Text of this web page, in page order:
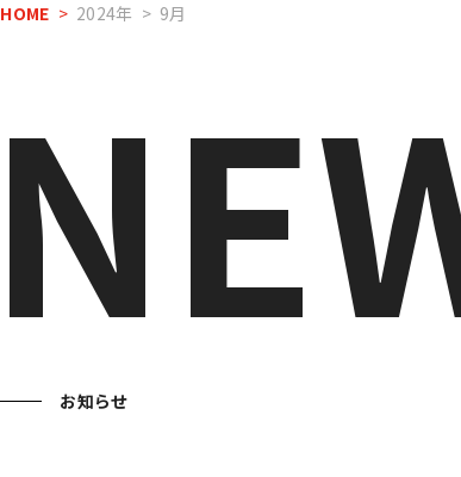
HOME 2024年 9月
お知らせ